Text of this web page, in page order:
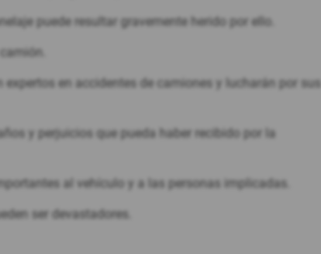
puede resultar gravemente herido por ello.
expertos en accidentes de camiones y lucharán por sus
y perjuicios que pueda haber recibido por la
al vehículo y a las personas implicadas.
ser devastadores.